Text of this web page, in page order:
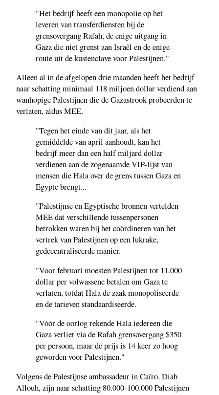
"Het bedrijf heeft een monopolie op het
leveren van transferdiensten bij de
grensovergang Rafah, de enige uitgang in
Gaza die niet grenst aan Israël en de enige
route uit de kustenclave voor Palestijnen."
Alleen al in de afgelopen drie maanden heeft het bedrijf
naar schatting minimaal 118 miljoen dollar verdiend aan
wanhopige Palestijnen die de Gazastrook probeerden te
verlaten, aldus MEE.
"Tegen het einde van dit jaar, als het
gemiddelde van april aanhoudt, kan het
bedrijf meer dan een half miljard dollar
verdienen aan de zogenaamde VIP-lijst van
mensen die Hala over de grens tussen Gaza en
Egypte brengt...
"Palestijnse en Egyptische bronnen vertelden
MEE dat verschillende tussenpersonen
betrokken waren bij het coördineren van het
vertrek van Palestijnen op een lukrake,
gedecentraliseerde manier.
"Voor februari moesten Palestijnen tot 11.000
dollar per volwassene betalen om Gaza te
verlaten, totdat Hala de zaak monopoliseerde
en de tarieven standaardiseerde.
"Vóór de oorlog rekende Hala iedereen die
Gaza verliet via de Rafah grensovergang $350
per persoon, maar de prijs is 14 keer zo hoog
geworden voor Palestijnen."
Volgens de Palestijnse ambassadeur in Caïro, Diab
Allouh, zijn naar schatting 80.000-100.000 Palestijnen